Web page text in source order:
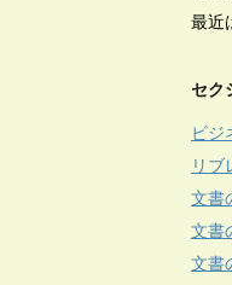
最近
セク
ビジ
リブ
文書
文書
文